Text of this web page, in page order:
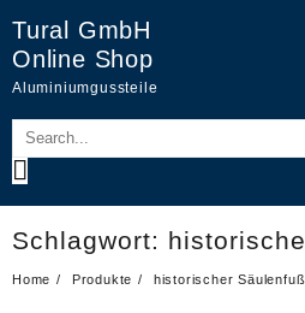
content
Tural GmbH
Online Shop
Aluminiumgussteile
Schlagwort:
Home Produkte historischer Säulenfuß